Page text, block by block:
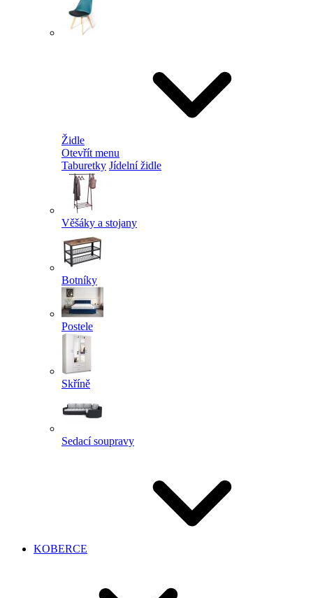
Židle
Otevřít menu
Taburetky Jídelní židle
Věšáky a stojany
Botníky
Postele
Skříně
Sedací soupravy
KOBERCE